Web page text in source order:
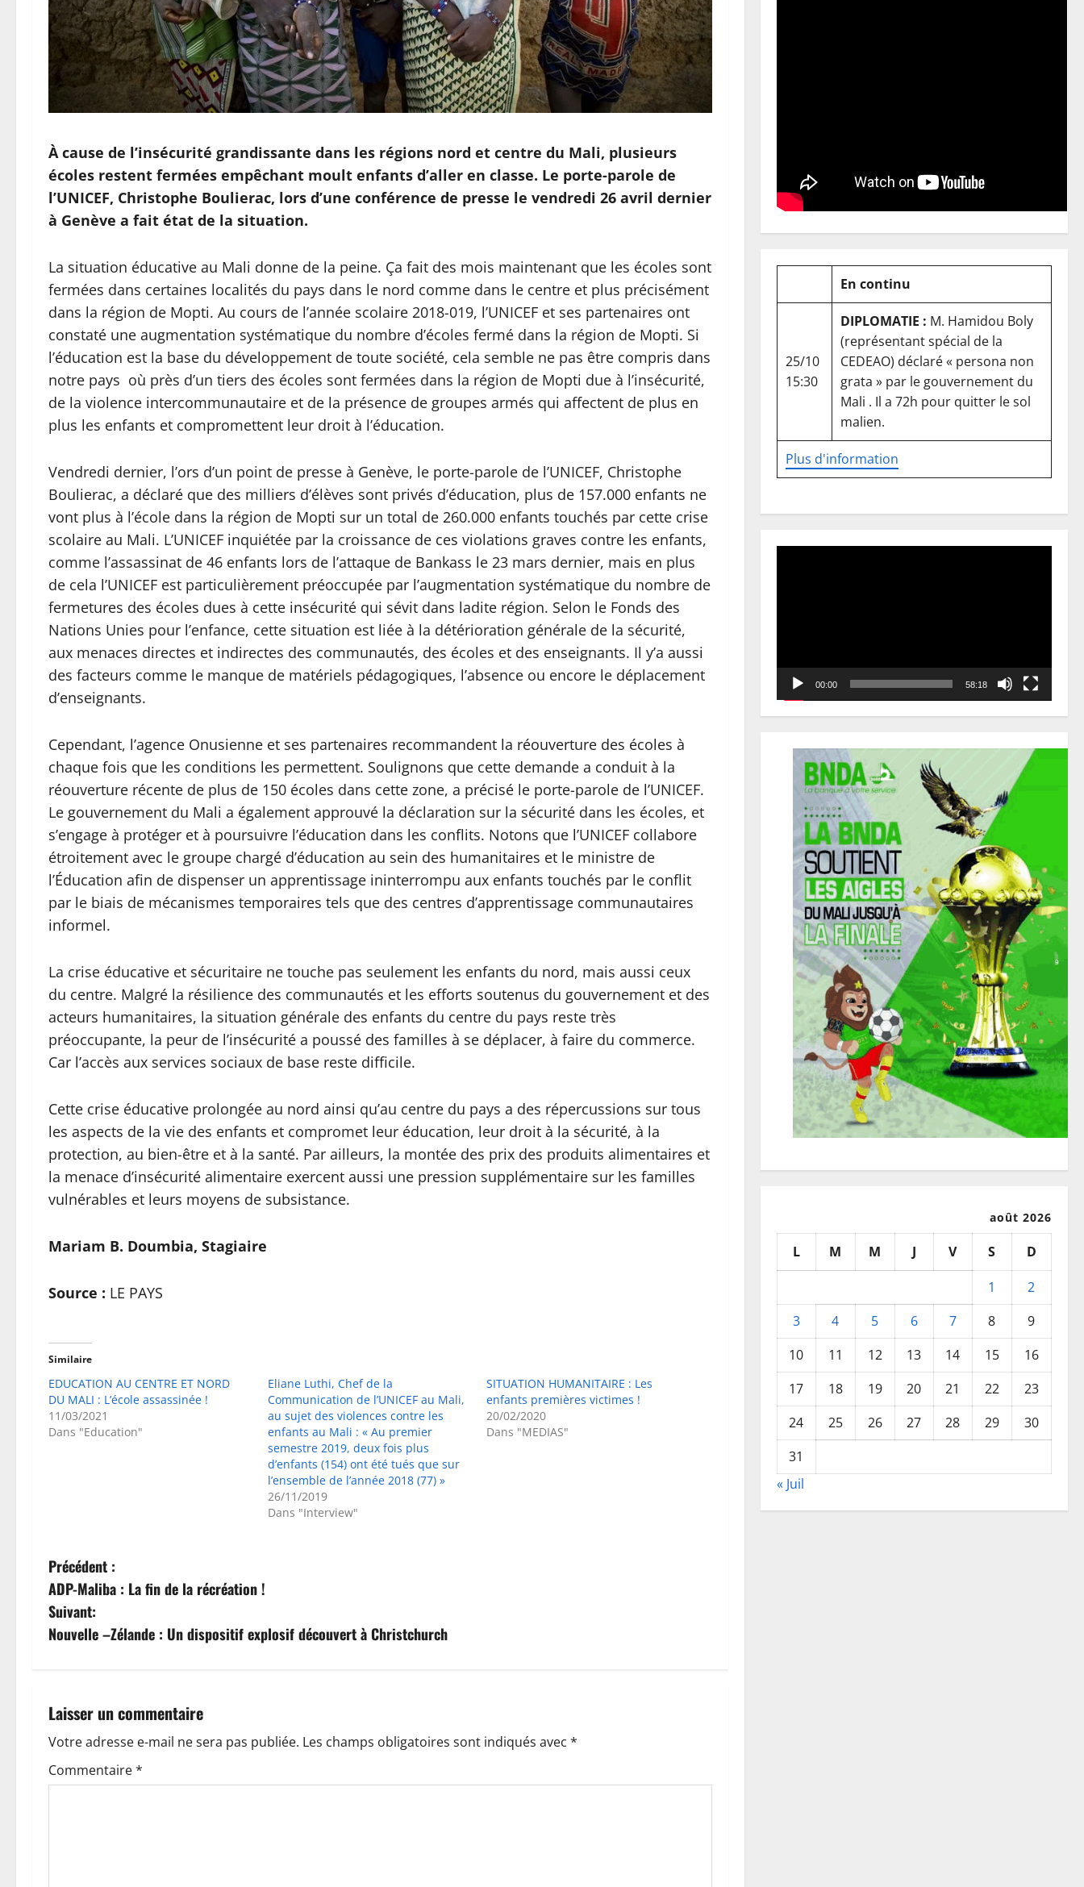
À cause de l’insécurité grandissante dans les régions nord et centre du Mali, plusieurs
écoles restent fermées empêchant moult enfants d’aller en classe. Le porte-parole de
l’UNICEF, Christophe Boulierac, lors d’une conférence de presse le vendredi 26 avril dernier
à Genève a fait état de la situation.
La situation éducative au Mali donne de la peine. Ça fait des mois maintenant que les écoles sont
fermées dans certaines localités du pays dans le nord comme dans le centre et plus précisément
dans la région de Mopti. Au cours de l’année scolaire 2018-019, l’UNICEF et ses partenaires ont
constaté une augmentation systématique du nombre d’écoles fermé dans la région de Mopti. Si
l’éducation est la base du développement de toute société, cela semble ne pas être compris dans
notre pays où près d’un tiers des écoles sont fermées dans la région de Mopti due à l’insécurité,
de la violence intercommunautaire et de la présence de groupes armés qui affectent de plus en
plus les enfants et compromettent leur droit à l’éducation.
Vendredi dernier, l’ors d’un point de presse à Genève, le porte-parole de l’UNICEF, Christophe
Boulierac, a déclaré que des milliers d’élèves sont privés d’éducation, plus de 157.000 enfants ne
vont plus à l’école dans la région de Mopti sur un total de 260.000 enfants touchés par cette crise
scolaire au Mali. L’UNICEF inquiétée par la croissance de ces violations graves contre les enfants,
comme l’assassinat de 46 enfants lors de l’attaque de Bankass le 23 mars dernier, mais en plus
de cela l’UNICEF est particulièrement préoccupée par l’augmentation systématique du nombre de
fermetures des écoles dues à cette insécurité qui sévit dans ladite région. Selon le Fonds des
Nations Unies pour l’enfance, cette situation est liée à la détérioration générale de la sécurité,
aux menaces directes et indirectes des communautés, des écoles et des enseignants. Il y’a aussi
des facteurs comme le manque de matériels pédagogiques, l’absence ou encore le déplacement
d’enseignants.
Cependant, l’agence Onusienne et ses partenaires recommandent la réouverture des écoles à
chaque fois que les conditions les permettent. Soulignons que cette demande a conduit à la
réouverture récente de plus de 150 écoles dans cette zone, a précisé le porte-parole de l’UNICEF.
Le gouvernement du Mali a également approuvé la déclaration sur la sécurité dans les écoles, et
s’engage à protéger et à poursuivre l’éducation dans les conflits. Notons que l’UNICEF collabore
étroitement avec le groupe chargé d’éducation au sein des humanitaires et le ministre de
l’Éducation afin de dispenser un apprentissage ininterrompu aux enfants touchés par le conflit
par le biais de mécanismes temporaires tels que des centres d’apprentissage communautaires
informel.
La crise éducative et sécuritaire ne touche pas seulement les enfants du nord, mais aussi ceux
du centre. Malgré la résilience des communautés et les efforts soutenus du gouvernement et des
acteurs humanitaires, la situation générale des enfants du centre du pays reste très
préoccupante, la peur de l’insécurité a poussé des familles à se déplacer, à faire du commerce.
Car l’accès aux services sociaux de base reste difficile.
Cette crise éducative prolongée au nord ainsi qu’au centre du pays a des répercussions sur tous
les aspects de la vie des enfants et compromet leur éducation, leur droit à la sécurité, à la
protection, au bien-être et à la santé. Par ailleurs, la montée des prix des produits alimentaires et
la menace d’insécurité alimentaire exercent aussi une pression supplémentaire sur les familles
vulnérables et leurs moyens de subsistance.
Mariam B. Doumbia, Stagiaire
Source : LE PAYS
Similaire
EDUCATION AU CENTRE ET NORD
DU MALI : L’école assassinée !
11/03/2021
Dans "Education"
Eliane Luthi, Chef de la
Communication de l’UNICEF au Mali,
au sujet des violences contre les
enfants au Mali : « Au premier
semestre 2019, deux fois plus
d’enfants (154) ont été tués que sur
l’ensemble de l’année 2018 (77) »
26/11/2019
Dans "Interview"
SITUATION HUMANITAIRE : Les
enfants premières victimes !
20/02/2020
Dans "MEDIAS"
N
a
v
g
a
t
Précédent :
ADP-Maliba : La fin de la récréation !
Suivant:
Nouvelle –Zélande : Un dispositif explosif découvert à Christchurch
Laisser un commentaire
Votre adresse e-mail ne sera pas publiée. Les champs obligatoires sont indiqués avec *
Commentaire*
En continu
Plus d'information
25/10
15:30
DIPLOMATIE : M. Hamidou Boly
(représentant spécial de la
CEDEAO) déclaré « persona non
grata » par le gouvernement du
Mali . Il a 72h pour quitter le sol
malien.
00:00 58:18
août 2026
L M M J V S
D
1
2
3
4 5 6 7 8
9
10
11 12 13 14 15
16
17
18 19 20 21 22
23
24
25 26 27 28 29
30
31
« Juil